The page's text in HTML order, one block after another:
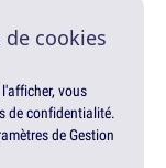
cookies
vous
de confidentialité.
de Gestion